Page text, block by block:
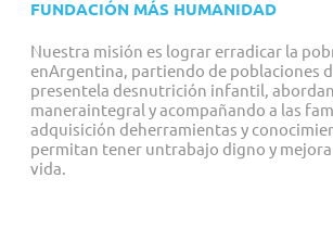
FUNDACIÓN MÁS HUMANIDAD
Nuestra misión es lograr erradicar la
enArgentina, partiendo de poblaciones
presentela desnutrición infantil,
maneraintegral y acompañando a las
adquisición deherramientas y
permitan tener untrabajo digno y
vida.